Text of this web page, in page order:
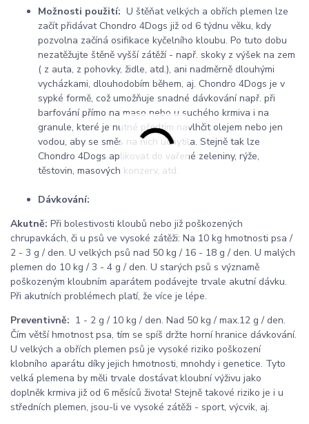
Možnosti použití: U štěňat velkých a obřích plemen lze
začít přidávat Chondro 4Dogs již od 6 týdnu věku, kdy
pozvolna začíná osifikace kyčelního kloubu. Po tuto dobu
nezatěžujte štěně vyšší zátěží - např. skoky z výšek na zem
( z auta, z pohovky, židle, atd.), ani nadměrně dlouhými
vycházkami, dlouhodobím během, aj. Chondro 4Dogs je v
sypké formě, což umožňuje snadné dávkování např. při
barfování přímo na maso nebo u suchého krmiva i na
granule, které je nutné předtím navlhčit olejem nebo jen
vodou, aby se směs na nich uchytila. Stejně tak lze
Chondro 4Dogs aplikovat do vařené zeleniny, rýže,
těstovin, masových konzerv, atd.
Dávkování:
Akutně: Při bolestivosti kloubů nebo již poškozených
chrupavkách, či u psů ve vysoké zátěži: Na 10 kg hmotnosti psa /
2 - 3 g / den. U velkých psů nad 50 kg / 16 - 18 g / den. U malých
plemen do 10 kg / 3 - 4 g / den. U starých psů s významě
poškozeným kloubním aparátem podávejte trvale akutní dávku.
Při akutních problémech platí, že více je lépe.
Preventivně: 1 - 2 g / 10 kg / den. Nad 50 kg / max.12 g / den.
Čím větší hmotnost psa, tím se spíš držte horní hranice dávkování.
U velkých a obřích plemen psů je vysoké riziko poškození
klobního aparátu díky jejich hmotnosti, mnohdy i genetice. Tyto
velká plemena by měli trvale dostávat kloubní výživu jako
doplněk krmiva již od 6 měsíců života! Stejně takové riziko je i u
středních plemen, jsou-li ve vysoké zátěži - sport, výcvik, aj.